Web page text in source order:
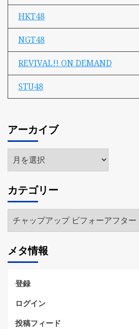
HKT48
NGT48
REVIVAL!! ON DEMAND
STU48
アーカイブ
ア
ー
イ
ブ
カテゴリー
テ
リ
ー
メタ情報
登録
ログイン
投稿フィード